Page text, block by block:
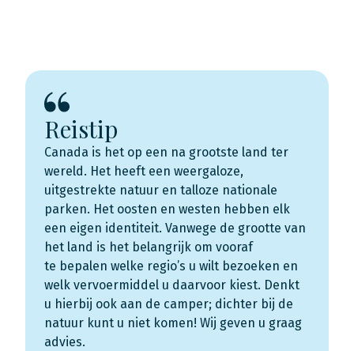
Reistip
Canada is het op een na grootste land ter
wereld. Het heeft een weergaloze,
uitgestrekte natuur en talloze nationale
parken. Het oosten en westen hebben elk
een eigen identiteit. Vanwege de grootte van
het land is het belangrijk om vooraf
te bepalen welke regio’s u wilt bezoeken en
welk vervoermiddel u daarvoor kiest. Denkt
u hierbij ook aan de camper; dichter bij de
natuur kunt u niet komen! Wij geven u graag
advies.